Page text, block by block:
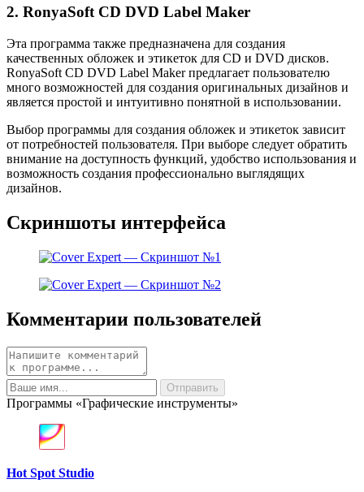
2. RonyaSoft CD DVD Label Maker
Эта программа также предназначена для создания
качественных обложек и этикеток для CD и DVD дисков.
RonyaSoft CD DVD Label Maker предлагает пользователю
много возможностей для создания оригинальных дизайнов и
является простой и интуитивно понятной в использовании.
Выбор программы для создания обложек и этикеток зависит
от потребностей пользователя. При выборе следует обратить
внимание на доступность функций, удобство использования и
возможность создания профессионально выглядящих
дизайнов.
Скриншоты интерфейса
Комментарии пользователей
Программы «Графические инструменты»
Hot Spot Studio